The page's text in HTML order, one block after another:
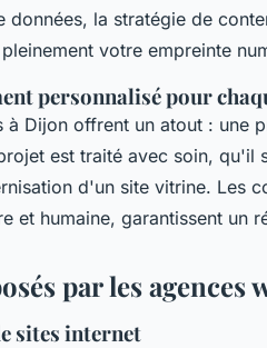
données, la stratégie de
votre empreinte
personnalisé pour
à Dijon offrent un atout : une
est traité avec soin, qu'il
d'un site vitrine. Les
et humaine, garantissent un
par les agences
sites internet